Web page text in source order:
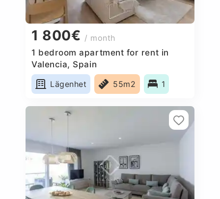
1 800€ / month
1 bedroom apartment for rent in
Valencia, Spain
Lägenhet
55m2 1